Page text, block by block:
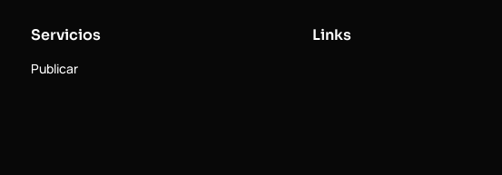
Servicios
Publicar
Links